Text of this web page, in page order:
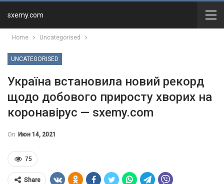
sxemy.com
Home Uncategorised
UNCATEGORISED
Україна встановила новий рекорд
щодо добового приросту хворих на
коронавірус — sxemy.com
On Июн 14, 2021
75
Share